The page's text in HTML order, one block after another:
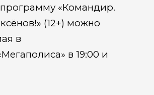
«Командир.
(12+) можно
в
в 19:00 и